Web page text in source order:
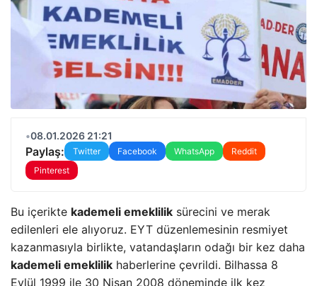
•08.01.2026 21:21
Paylaş: Twitter Facebook WhatsApp
Reddit
Pinterest
Bu içerikte kademeli emeklilik sürecini ve merak
edilenleri ele alıyoruz. EYT düzenlemesinin resmiyet
kazanmasıyla birlikte, vatandaşların odağı bir kez daha
kademeli emeklilik haberlerine çevrildi. Bilhassa 8
Eylül 1999 ile 30 Nisan 2008 döneminde ilk kez